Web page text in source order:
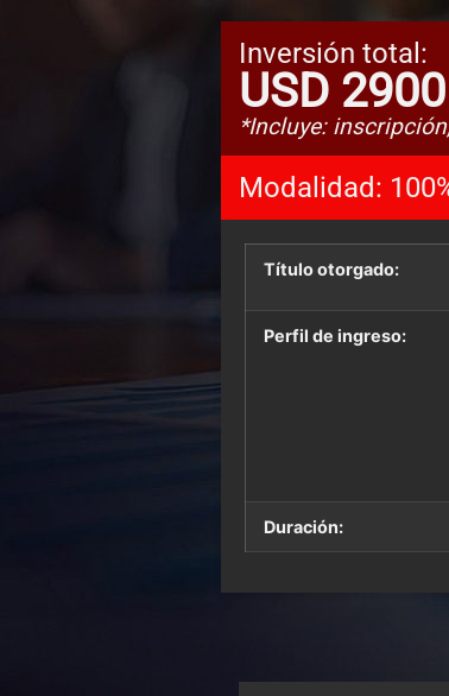
Inversión total:
USD 2900
*Incluye:
Modalidad:
Título otorgado:
Perfil de ingreso:
Duración: